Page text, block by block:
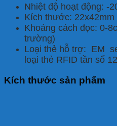
Nhiệt độ hoạt động: -
Kích thước: 22x42mm
Khoảng cách đọc: 0-
trường)
Loại thẻ hỗ trợ: EM
loại thẻ RFID tần số
Kích thước sản phẩm